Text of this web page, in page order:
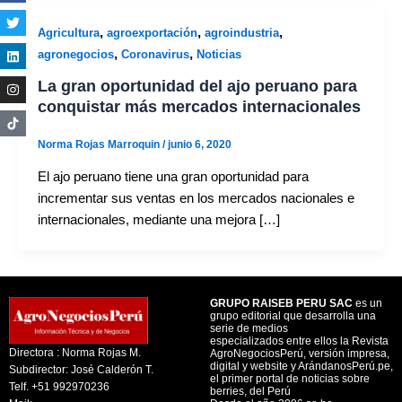
Agricultura, agroexportación, agroindustria,
agronegocios, Coronavirus, Noticias
La gran oportunidad del ajo peruano para
conquistar más mercados internacionales
Norma Rojas Marroquin /junio 6, 2020
El ajo peruano tiene una gran oportunidad para
incrementar sus ventas en los mercados nacionales e
internacionales, mediante una mejora […]
Directora : Norma Rojas M.
Subdirector: José Calderón T.
Telf. +51 992970236
GRUPO RAISEB PERU SAC es un
grupo editorial que desarrolla una
serie de medios
especializados entre ellos la Revista
AgroNegociosPerú, versión impresa,
digital y website y ArándanosPerú.pe,
el primer portal de noticias sobre
berries, del Perú